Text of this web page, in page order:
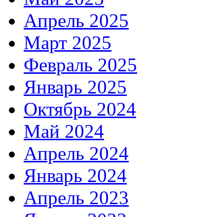
Апрель 2025
Март 2025
Февраль 2025
Январь 2025
Октябрь 2024
Май 2024
Апрель 2024
Январь 2024
Апрель 2023